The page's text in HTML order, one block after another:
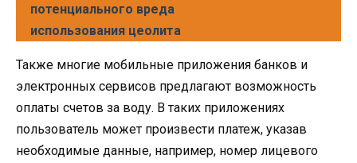
потенциального вреда
использования цеолита
Также многие мобильные приложения банков и
электронных сервисов предлагают возможность
оплаты счетов за воду. В таких приложениях
пользователь может произвести платеж, указав
необходимые данные, например, номер лицевого